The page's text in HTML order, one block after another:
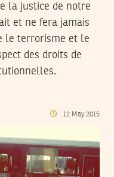
la justice de notre
et ne fera jamais
le terrorisme et le
des droits de
12 May 2015